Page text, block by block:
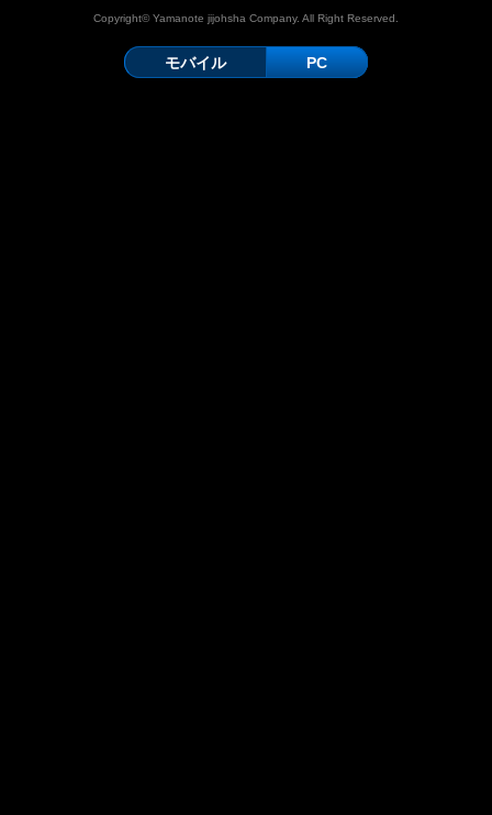
Copyright© Yamanote jijohsha Company. All Right Reserved.
モバイル PC